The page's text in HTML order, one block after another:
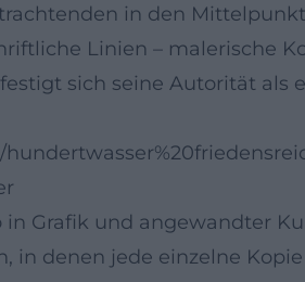
in den
Linien – malerische
sich seine Autorität als
Grafik und angewandter
denen jede einzelne